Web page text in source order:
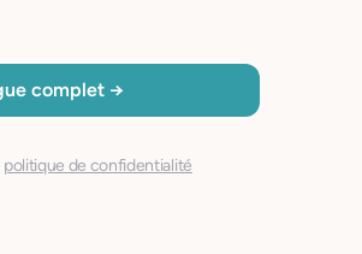
politique de confidentialité